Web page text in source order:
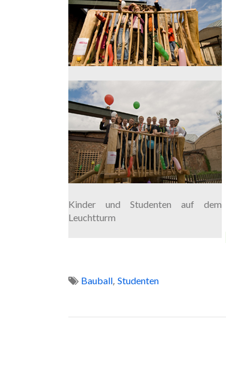
Kinder und Studenten auf dem
Leuchtturm
Bauball, Studenten